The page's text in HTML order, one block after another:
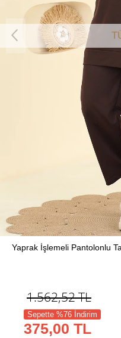
Yaprak İşlemeli Pantolonlu
1.562,52TL
Sepette %76 İndirim
375,00 TL